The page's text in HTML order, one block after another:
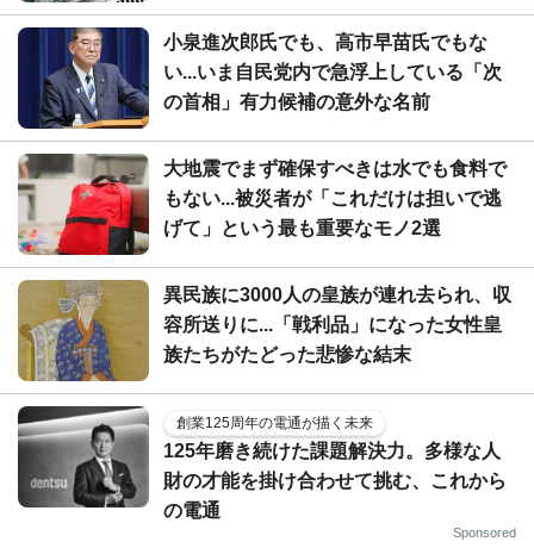
小泉進次郎氏でも、高市早苗氏でもな
い...いま自民党内で急浮上している「次
の首相」有力候補の意外な名前
大地震でまず確保すべきは水でも食料で
もない...被災者が「これだけは担いで逃
げて」という最も重要なモノ2選
異民族に3000人の皇族が連れ去られ、収
容所送りに...「戦利品」になった女性皇
族たちがたどった悲惨な結末
創業125周年の電通が描く未来
125年磨き続けた課題解決力。多様な人
財の才能を掛け合わせて挑む、これから
の電通
Sponsored